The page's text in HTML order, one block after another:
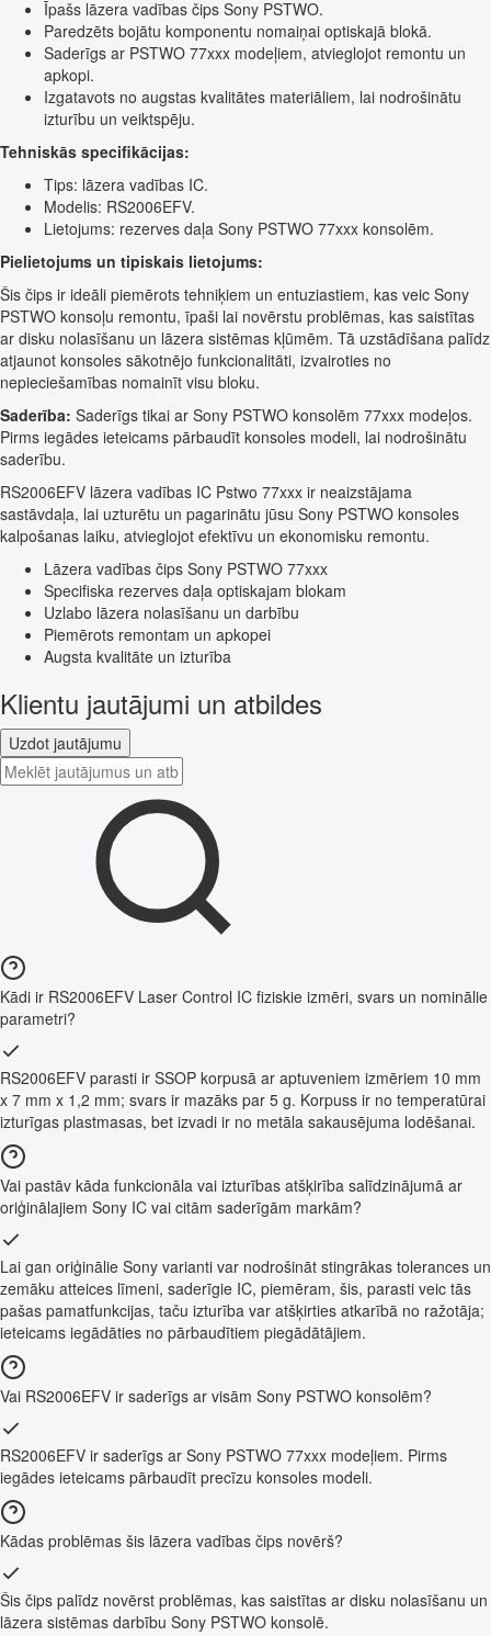
Īpašs lāzera vadības čips Sony PSTWO.
Paredzēts bojātu komponentu nomaiņai optiskajā blokā.
Saderīgs ar PSTWO 77xxx modeļiem, atvieglojot remontu un
apkopi.
Izgatavots no augstas kvalitātes materiāliem, lai nodrošinātu
izturību un veiktspēju.
Tehniskās specifikācijas:
Tips: lāzera vadības IC.
Modelis: RS2006EFV.
Lietojums: rezerves daļa Sony PSTWO 77xxx konsolēm.
Pielietojums un tipiskais lietojums:
Šis čips ir ideāli piemērots tehniķiem un entuziastiem, kas veic Sony
PSTWO konsoļu remontu, īpaši lai novērstu problēmas, kas saistītas
ar disku nolasīšanu un lāzera sistēmas kļūmēm. Tā uzstādīšana palīdz
atjaunot konsoles sākotnējo funkcionalitāti, izvairoties no
nepieciešamības nomainīt visu bloku.
Saderība: Saderīgs tikai ar Sony PSTWO konsolēm 77xxx modeļos.
Pirms iegādes ieteicams pārbaudīt konsoles modeli, lai nodrošinātu
saderību.
RS2006EFV lāzera vadības IC Pstwo 77xxx ir neaizstājama
sastāvdaļa, lai uzturētu un pagarinātu jūsu Sony PSTWO konsoles
kalpošanas laiku, atvieglojot efektīvu un ekonomisku remontu.
Lāzera vadības čips Sony PSTWO 77xxx
Specifiska rezerves daļa optiskajam blokam
Uzlabo lāzera nolasīšanu un darbību
Piemērots remontam un apkopei
Augsta kvalitāte un izturība
Klientu jautājumi un atbildes
Uzdot jautājumu
Kādi ir RS2006EFV Laser Control IC fiziskie izmēri, svars un nominālie
parametri?
RS2006EFV parasti ir SSOP korpusā ar aptuveniem izmēriem 10 mm
x 7 mm x 1,2 mm; svars ir mazāks par 5 g. Korpuss ir no temperatūrai
izturīgas plastmasas, bet izvadi ir no metāla sakausējuma lodēšanai.
Vai pastāv kāda funkcionāla vai izturības atšķirība salīdzinājumā ar
oriģinālajiem Sony IC vai citām saderīgām markām?
Lai gan oriģinālie Sony varianti var nodrošināt stingrākas tolerances un
zemāku atteices līmeni, saderīgie IC, piemēram, šis, parasti veic tās
pašas pamatfunkcijas, taču izturība var atšķirties atkarībā no ražotāja;
ieteicams iegādāties no pārbaudītiem piegādātājiem.
Vai RS2006EFV ir saderīgs ar visām Sony PSTWO konsolēm?
RS2006EFV ir saderīgs ar Sony PSTWO 77xxx modeļiem. Pirms
iegādes ieteicams pārbaudīt precīzu konsoles modeli.
Kādas problēmas šis lāzera vadības čips novērš?
Šis čips palīdz novērst problēmas, kas saistītas ar disku nolasīšanu un
lāzera sistēmas darbību Sony PSTWO konsolē.